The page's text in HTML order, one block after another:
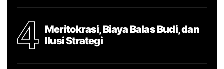
4
Meritokrasi, Biaya Balas Budi, dan
Ilusi Strategi